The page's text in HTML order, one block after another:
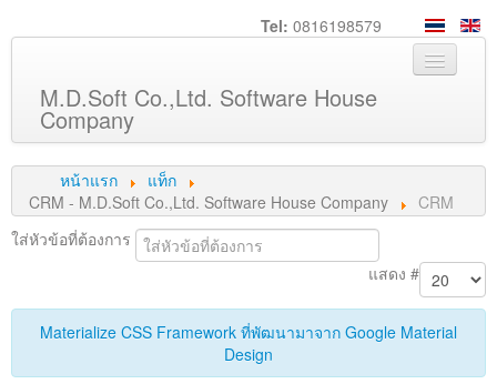
Tel: 0816198579
M.D.Soft Co.,Ltd. Software House
Company
หน้าหลัก
เกี่ยวกับเรา
บริการ
ความรู้
หน้าแรก
แท็ก
CRM - M.D.Soft Co.,Ltd. Software House Company
CRM
ใส่หัวข้อที่ต้องการ
แสดง #
Materialize CSS Framework ที่พัฒนามาจาก Google Material
Design